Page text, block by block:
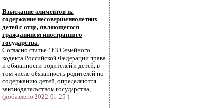
Взыскание алиментов на
содержание несовершеннолетних
детей с отца, являющегося
гражданином иностранного
государства.
Согласно статье 163 Семейного
кодекса Российской Федерации права
и обязанности родителей и детей, в
том числе обязанность родителей по
содержанию детей, определяются
законодательством государства,...
(добавлено 2022-01-25 )